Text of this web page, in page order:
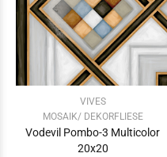
VIVES
MOSAIK/ DEKORFLIESE
Vodevil Pombo-3 Multicolor
20x20